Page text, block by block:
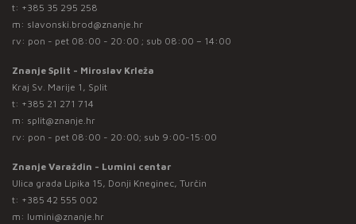
t: +385 35 295 258
m: slavonski.brod@znanje.hr
rv: pon - pet 08:00 - 20:00 ; sub 08:00 – 14:00
Znanje Split - Miroslav Krleža
Kraj Sv. Marije 1, Split
t: +385 21 271 714
m: split@znanje.hr
rv: pon - pet 08:00 - 20:00; sub 9:00-15:00
Znanje Varaždin - Lumini centar
Ulica grada Lipika 15, Donji Kneginec, Turčin
t: +385 42 555 002
m: lumini@znanje.hr